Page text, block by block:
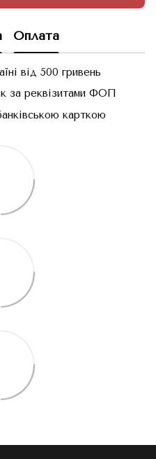
Оплата
від 500 гривень
за реквізитами ФОП
карткою